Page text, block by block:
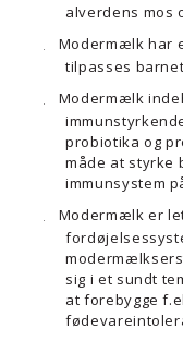
alverdens mos
Modermælk har
tilpasses
Modermælk
probiotika og
måde at styrke
immunsystem
Modermælk er
sig i et sundt
at forebygge